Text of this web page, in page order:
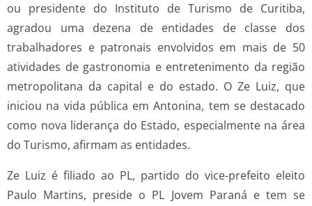
ou presidente do Instituto de Turismo de Curitiba,
agradou uma dezena de entidades de classe dos
trabalhadores e patronais envolvidos em mais de 50
atividades de gastronomia e entretenimento da região
metropolitana da capital e do estado. O Ze Luiz, que
iniciou na vida pública em Antonina, tem se destacado
como nova liderança do Estado, especialmente na área
do Turismo, afirmam as entidades.
Ze Luiz é filiado ao PL, partido do vice-prefeito eleito
Paulo Martins, preside o PL Jovem Paraná e tem se